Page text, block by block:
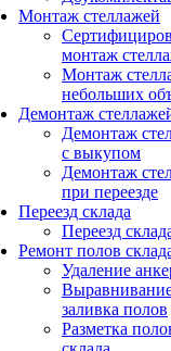
Монтаж стеллажей
монтаж
Монтаж
небольших
Демонтаж
Демонтаж
с выкупом
Демонтаж
при переезде
Переезд склада
Переезд
Ремонт полов
Удаление
заливка полов
Разметка